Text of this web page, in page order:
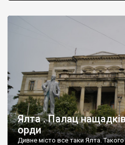
Ялта . Палац
орди
Дивне місто все таки Ялта.